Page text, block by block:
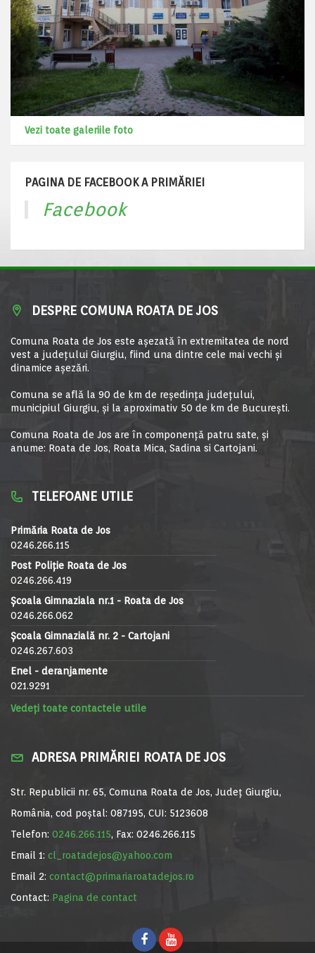
Vezi toate galeriile foto
PAGINA DE FACEBOOK A PRIMĂRIEI
Facebook
DESPRE COMUNA ROATA DE JOS
Comuna Roata de Jos este aşezată în extremitatea de nord
vest a judeţului Giurgiu, fiind una dintre cele mai vechi şi
dinamice aşezări.
Comuna se află la 90 de km de reşedinţa judeţului,
municipiul Giurgiu, şi la aproximativ 50 de km de Bucureşti.
Comuna Roata de Jos are în componență patru sate, și
anume: Roata de Jos, Roata Mica, Sadina si Cartojani.
TELEFOANE UTILE
Primăria Roata de Jos
0246.266.115
Post Poliție Roata de Jos
0246.266.419
Școala Gimnaziala nr.1 - Roata de Jos
0246.266.062
Școala Gimnazială nr. 2 - Cartojani
0246.267.603
Enel - deranjamente
021.9291
Vedeți toate contactele utile
ADRESA PRIMĂRIEI ROATA DE JOS
Str. Republicii nr. 65, Comuna Roata de Jos, Județ Giurgiu,
România, cod poștal: 087195, CUI: 5123608
Telefon: 0246.266.115, Fax: 0246.266.115
Email 1: cl_roatadejos@yahoo.com
Email 2: contact@primariaroatadejos.ro
Contact: Pagina de contact